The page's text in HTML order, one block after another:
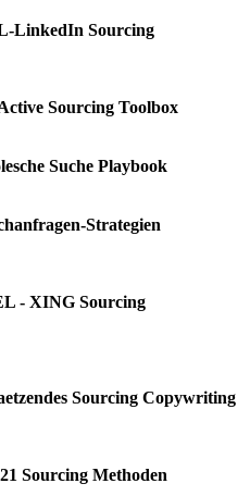
LinkedIn Sourcing
Sourcing Toolbox
Suche Playbook
Strategien
- XING Sourcing
Sourcing Copywriting
Sourcing Methoden